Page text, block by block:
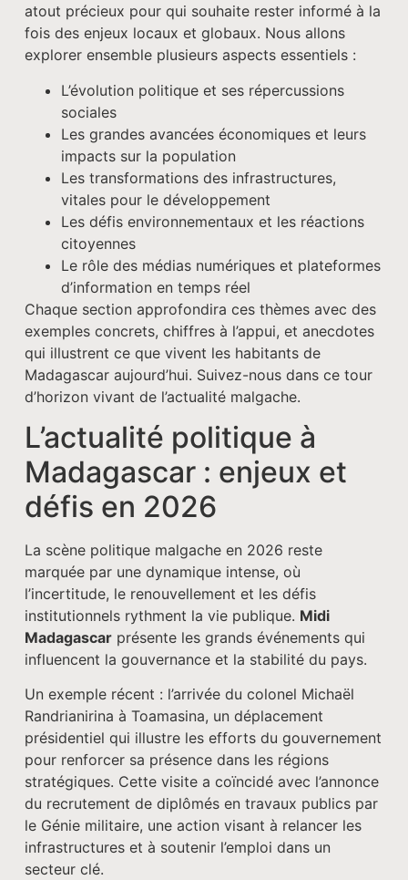
atout précieux pour qui souhaite rester informé à la
fois des enjeux locaux et globaux. Nous allons
explorer ensemble plusieurs aspects essentiels :
L’évolution politique et ses répercussions
sociales
Les grandes avancées économiques et leurs
impacts sur la population
Les transformations des infrastructures,
vitales pour le développement
Les défis environnementaux et les réactions
citoyennes
Le rôle des médias numériques et plateformes
d’information en temps réel
Chaque section approfondira ces thèmes avec des
exemples concrets, chiffres à l’appui, et anecdotes
qui illustrent ce que vivent les habitants de
Madagascar aujourd’hui. Suivez-nous dans ce tour
d’horizon vivant de l’actualité malgache.
L’actualité politique à
Madagascar : enjeux et
défis en 2026
La scène politique malgache en 2026 reste
marquée par une dynamique intense, où
l’incertitude, le renouvellement et les défis
institutionnels rythment la vie publique. Midi
Madagascarprésente les grands événements qui
influencent la gouvernance et la stabilité du pays.
Un exemple récent : l’arrivée du colonel Michaël
Randrianirina à Toamasina, un déplacement
présidentiel qui illustre les efforts du gouvernement
pour renforcer sa présence dans les régions
stratégiques. Cette visite a coïncidé avec l’annonce
du recrutement de diplômés en travaux publics par
le Génie militaire, une action visant à relancer les
infrastructures et à soutenir l’emploi dans un
secteur clé.